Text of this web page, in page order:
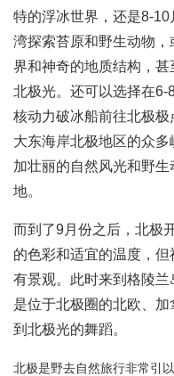
特的浮冰世界，还是8-
湾探索苔原和野生动物
界和神奇的地质结构，
北极光。还可以选择在6-
核动力破冰船前往北极
大东海岸北极地区的众
加壮丽的自然风光和野
地。
而到了9月份之后，北极
的色彩和适宜的温度，
有景观。此时来到格陵
是位于北极圈的北欧、
到北极光的舞蹈。
北极是野去自然旅行非常引